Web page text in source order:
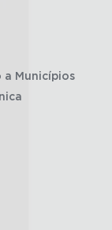
a Municípios